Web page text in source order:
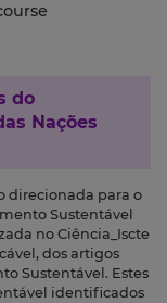
do
Nações
direcionada para o
Sustentável
no Ciência_Iscte
dos artigos
Sustentável. Estes
identificados